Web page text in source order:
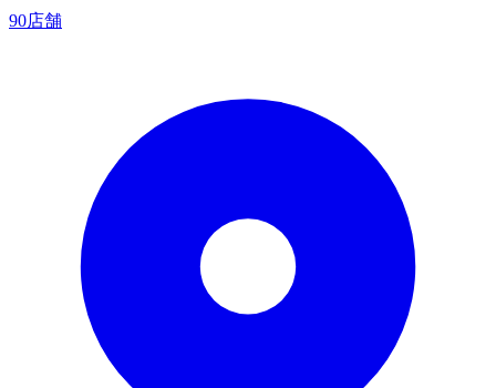
90店舗